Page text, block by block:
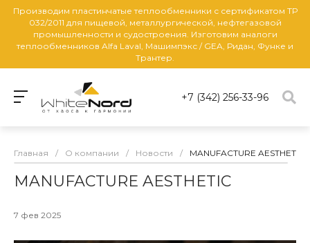
Производим пластинчатые теплообменники с сертификатом ТР
032/2011 для пищевой, металлургической, нефтегазовой
промышленности и судостроения. Изготовим аналоги
теплообменников Alfa Laval, Машимпэкс / GEA, Ридан, Функе и
Трантер.
+7 (342) 256-33-96
Главная / О компании / Новости / MANUFACTURE AESTHETIC
MANUFACTURE AESTHETIC
7 фев 2025